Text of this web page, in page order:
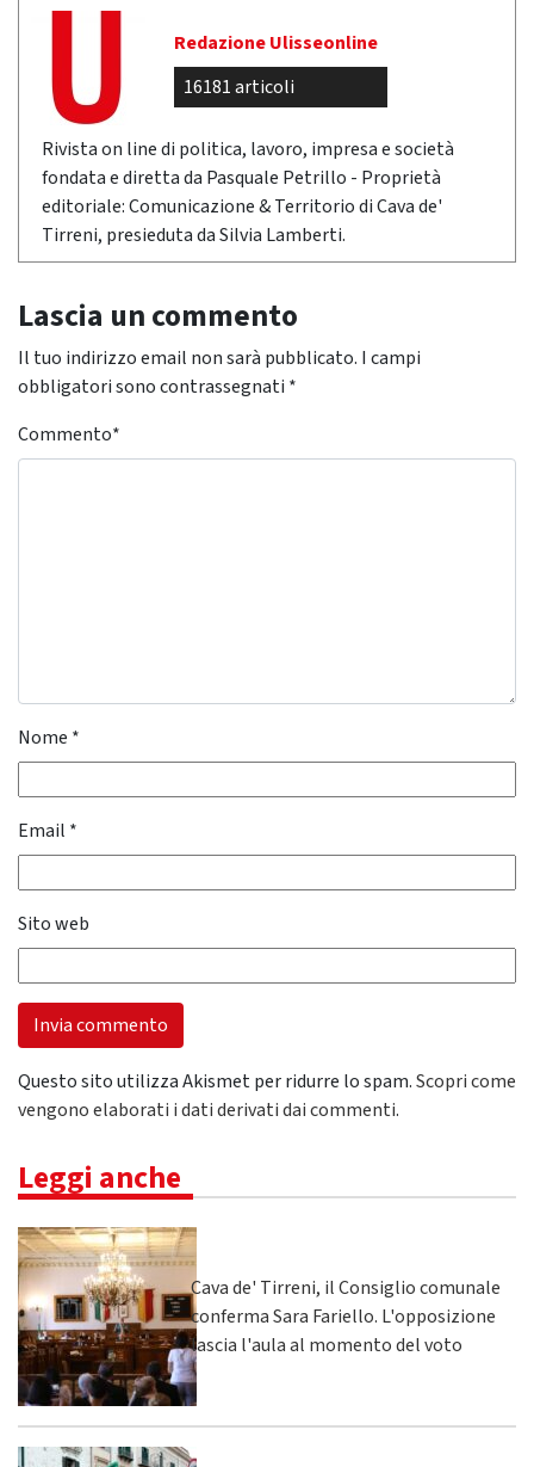
Redazione Ulisseonline
16181 articoli
Rivista on line di politica, lavoro, impresa e società
fondata e diretta da Pasquale Petrillo - Proprietà
editoriale: Comunicazione & Territorio di Cava de'
Tirreni, presieduta da Silvia Lamberti.
Lascia un commento
Il tuo indirizzo email non sarà pubblicato. I campi
obbligatori sono contrassegnati *
Commento*
Nome *
Email *
Sito web
Questo sito utilizza Akismet per ridurre lo spam.Scopri come
vengono elaborati i dati derivati dai commenti.
Leggi anche
Cava de' Tirreni, il Consiglio comunale
conferma Sara Fariello. L'opposizione
lascia l'aula al momento del voto